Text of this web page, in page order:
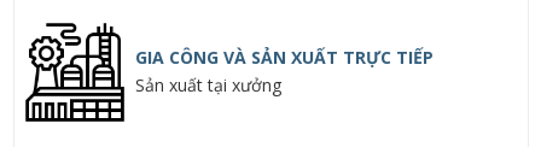
GIA CÔNG VÀ SẢN XUẤT TRỰC TIẾP
Sản xuất tại xưởng